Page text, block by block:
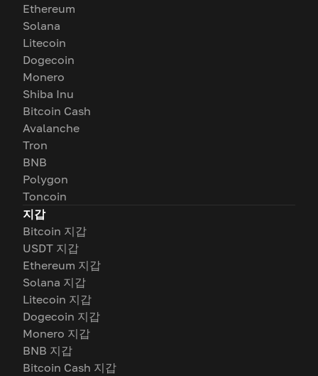
Ethereum
Solana
Litecoin
Dogecoin
Monero
Shiba Inu
Bitcoin Cash
Avalanche
Tron
BNB
Polygon
Toncoin
지갑
Bitcoin 지갑
USDT 지갑
Ethereum 지갑
Solana 지갑
Litecoin 지갑
Dogecoin 지갑
Monero 지갑
BNB 지갑
Bitcoin Cash 지갑